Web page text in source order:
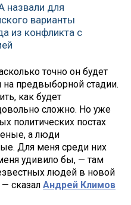
назвали для
варианты
из конфликта с
точно он будет
на предвыборной стадии.
как будет
сложно. Но уже
политических постах
а люди
Для меня среди них
удивило бы, — там
людей в новой
сказал Андрей Климов